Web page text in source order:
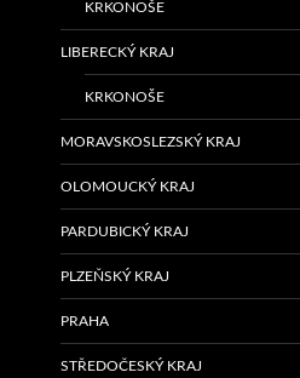
KRKONOŠE
LIBERECKÝ KRAJ
KRKONOŠE
MORAVSKOSLEZSKÝ KRAJ
OLOMOUCKÝ KRAJ
PARDUBICKÝ KRAJ
PLZEŇSKÝ KRAJ
PRAHA
STŘEDOČESKÝ KRAJ